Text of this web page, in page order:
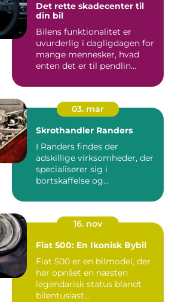
Det rette skadecenter til
din bil
Bilens funktionalitet er
uvurderlig i dagligdagen for
mange mennesker, hvad
enten det er til pendlin...
03. mar
Skrothandler Randers
I Randers findes der
adskillige virksomheder, der
specialiserer sig i
bortskaffelse og
16. nov
Fiat 500: En Ikonisk Bybil
Fiat 500 er en bilmodel, der
har opnået en næsten
legendarisk status blandt
bilentusiast...